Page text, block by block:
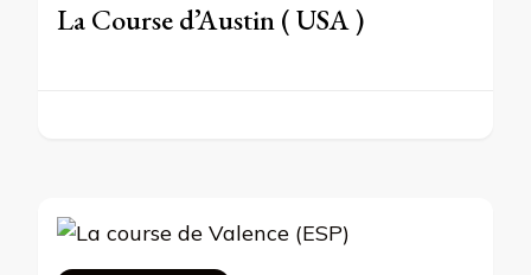
La Course d’Austin ( USA )